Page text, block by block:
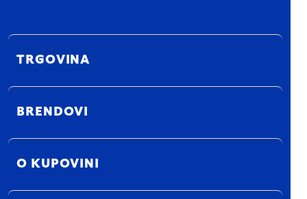
TRGOVINA
BRENDOVI
O KUPOVINI